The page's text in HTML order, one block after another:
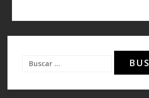
Buscar: